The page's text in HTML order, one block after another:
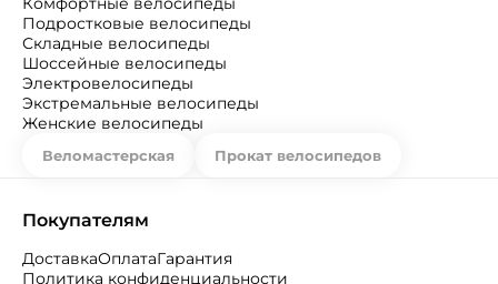
Подростковые велосипеды
Складные велосипеды
Шоссейные велосипеды
Электровелосипеды
Экстремальные велосипеды
Женские велосипеды
Веломастерская Прокат велосипедов
Покупателям
ДоставкаОплатаГарантия
Политика конфиденциальности